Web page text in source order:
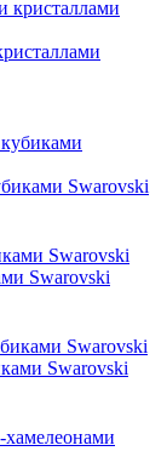
Swarovski
Swarovski
Swarovski